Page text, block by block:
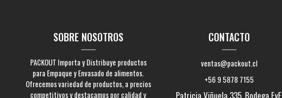
SOBRE NOSOTROS
PACKOUT Importa y Distribuye productos
para Empaque y Envasado de alimentos.
Ofrecemos variedad de productos, a precios
competitivos y destacamos por calidad y
CONTACTO
ventas@packout.cl
+56 9 5878 7155
Patricia Viñuela 335, Bodega EyF,